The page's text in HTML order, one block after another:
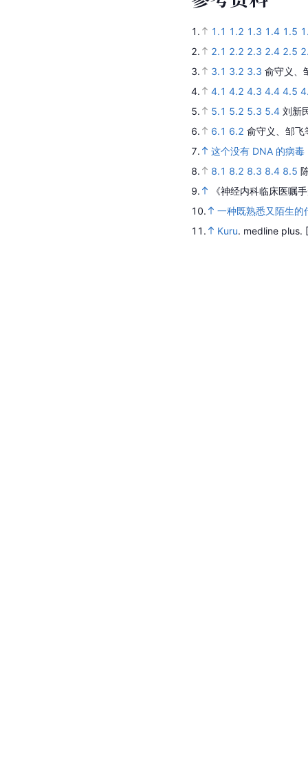
1. 1.1 1.2 1.3 1.4 1.5
2.
2.1 2.2 2.3 2.4 2.5
3.
3.1 3.2 3.3 俞守义、
4.
4.1 4.2 4.3 4.4 4.5
5.
5.1 5.2 5.3 5.4 刘新
6.
6.1 6.2 俞守义、邹
7.
这个没有 DNA 的病毒
8.
8.1 8.2 8.3 8.4 8.5
9.
《神经内科临床医嘱
10.
一种既熟悉又陌生的
11.
Kuru. medline plus.